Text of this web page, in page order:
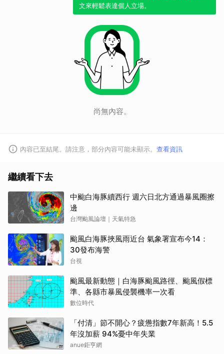
文來輕鬆表達個人立場。
尚無內容。
內容已至結尾。請注意，部分內容可能未顯示。 查看資訊
繼續看下去
中颱白海豚續西行 週六日北方通過暴風圈擦
邊
台灣颱風論壇｜天氣特急
颱風白海豚挾風雨近台 氣象署宣布今14：
30發布海警
台視
颱風最新動態｜白海豚颱風路徑、颱風假標
準、各縣市暴風侵襲機率一次看
數位時代
「付清」節不開心？疲憊指數7年新高！5.5
年沒加薪 94%憂中年失業
anue鉅亨網